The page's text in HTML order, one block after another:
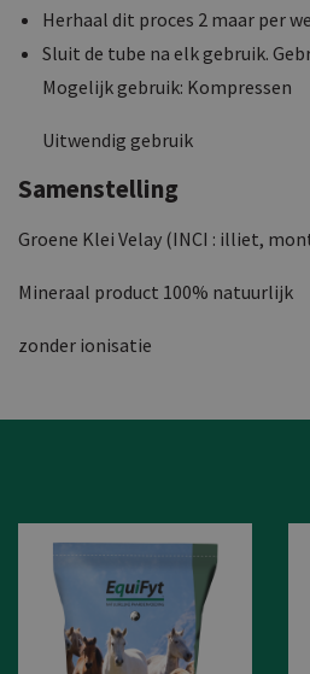
Herhaal dit proces 2 maar per
Sluit de tube na elk gebruik.
Mogelijk gebruik: Kompressen
Uitwendig gebruik
Samenstelling
Groene Klei Velay (INCI : illiet,
Mineraal product 100% natuurlijk
zonder ionisatie